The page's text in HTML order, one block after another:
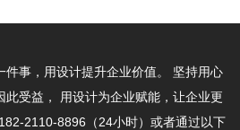
事，用设计提升企业价值。
坚持用心
受益，
用设计为企业赋能，让企业更
2110-8896（24小时）或者通过以下